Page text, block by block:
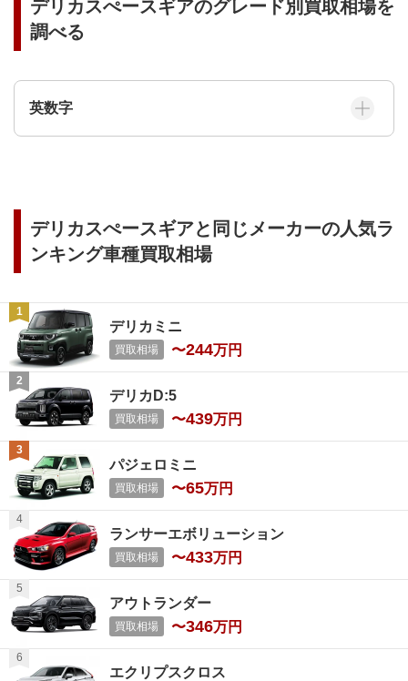
デリカスぺースギアのグレード別買取相場を
調べる
英数字
デリカスぺースギアと同じメーカーの人気ラ
ンキング車種買取相場
デリカミニ
買取相場 〜244万円
デリカD:5
買取相場 〜439万円
パジェロミニ
買取相場 〜65万円
ランサーエボリューション
買取相場 〜433万円
アウトランダー
買取相場 〜346万円
エクリプスクロス